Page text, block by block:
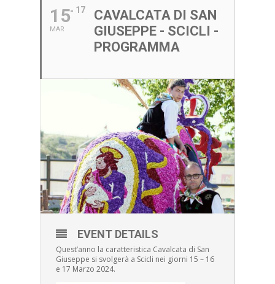
15
MAR
17
CAVALCATA DI SAN
GIUSEPPE - SCICLI -
PROGRAMMA
EVENT DETAILS
Quest’anno la caratteristica Cavalcata di San
Giuseppe si svolgerà a Scicli nei giorni 15 – 16
e 17 Marzo 2024.